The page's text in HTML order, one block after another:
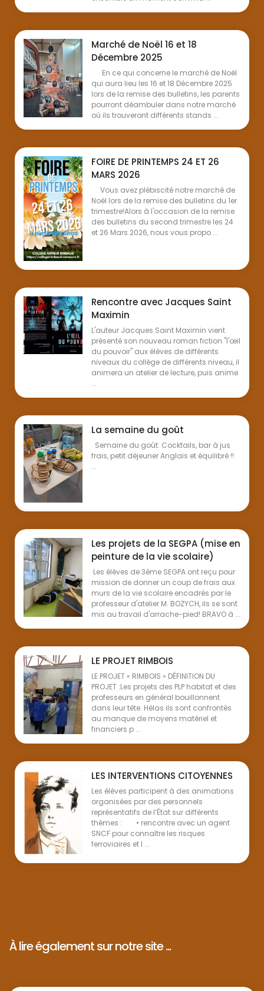
Marché de Noël 16 et 18
Décembre 2025
En ce qui concerne le marché de Noël
qui aura lieu les 16 et 18 Décembre 2025
lors de la remise des bulletins, les parents
pourront déambuler dans notre marché
où ils trouveront différents stands ...
FOIRE DE PRINTEMPS 24 ET 26
MARS 2026
Vous avez plébiscité notre marché de
Noël lors de la remise des bulletins du 1er
trimestre!Alors à l'occasion de la remise
des bulletins du second trimestre les 24
et 26 Mars 2026, nous vous propo ...
Rencontre avec Jacques Saint
Maximin
L'auteur Jacques Saint Maximin vient
présenté son nouveau roman fiction "l'œil
du pouvoir" aux élèves de différents
niveaux du collège de différents niveau, il
animera un atelier de lecture, puis anime
...
La semaine du goût
Semaine du goût: Cocktails, bar à jus
frais, petit déjeuner Anglais et équilibré !!
...
Les projets de la SEGPA (mise en
peinture de la vie scolaire)
Les élèves de 3ème SEGPA ont reçu pour
mission de donner un coup de frais aux
murs de la vie scolaire encadrés par le
professeur d'atelier M. BOZYCH, ils se sont
mis au travail d'arrache-pied! BRAVO à ...
LE PROJET RIMBOIS
LE PROJET « RIMBOIS » DÉFINITION DU
PROJET :Les projets des PLP habitat et des
professeurs en général bouillonnent
dans leur tête. Hélas ils sont confrontés
au manque de moyens matériel et
financiers p ...
LES INTERVENTIONS CITOYENNES
Les élèves participent à des animations
organisées par des personnels
représentatifs de l’État sur différents
thèmes : • rencontre avec un agent
SNCF pour connaître les risques
ferroviaires et l ...
À lire également sur notre site ...